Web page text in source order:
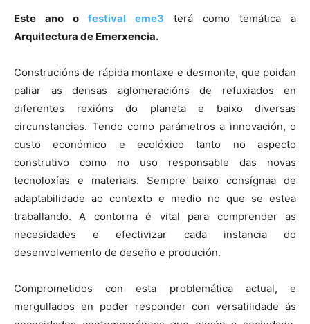
Este ano o festival eme3
terá como temática a
Arquitectura de Emerxencia.
Construcións de rápida montaxe e desmonte, que poidan
paliar as densas aglomeracións de refuxiados en
diferentes rexións do planeta e baixo diversas
circunstancias. Tendo como parámetros a innovación, o
custo económico e ecolóxico tanto no aspecto
construtivo como no uso responsable das novas
tecnoloxías e materiais. Sempre baixo consígnaa de
adaptabilidade ao contexto e medio no que se estea
traballando. A contorna é vital para comprender as
necesidades e efectivizar cada instancia do
desenvolvemento de deseño e produción.
Comprometidos con esta problemática actual, e
mergullados en poder responder con versatilidade ás